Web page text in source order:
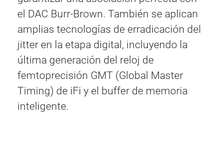
el DAC Burr-Brown. También se aplican
amplias tecnologías de erradicación del
jitter en la etapa digital, incluyendo la
última generación del reloj de
femtoprecisión GMT (Global Master
Timing) de iFi y el buffer de memoria
inteligente.